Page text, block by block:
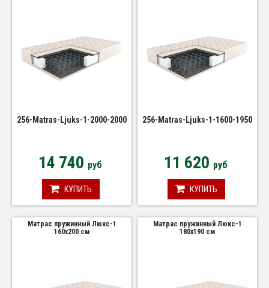
256-Matras-Ljuks-1-2000-2000
14 740 руб
КУПИТЬ
256-Matras-Ljuks-1-1600-1950
11 620 руб
КУПИТЬ
Матрас пружинный Люкс-1
160х200 см
Матрас пружинный Люкс-1
180х190 см